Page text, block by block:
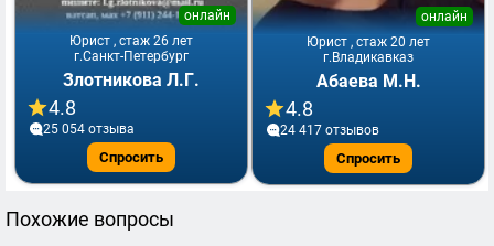
Юрист , стаж 26 лет
онлайн
г.Санкт-Петербург
Злотникова Л.Г.
4.8
25 054 отзывa
Спросить
Юрист , стаж 20 лет
онлайн
г.Владикавказ
Абаева М.Н.
4.8
24 417 отзывов
Спросить
Похожие вопросы